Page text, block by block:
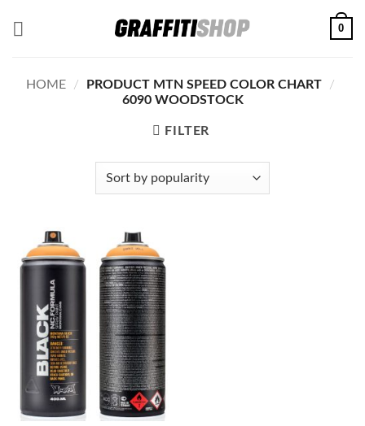
0
HOME / PRODUCT MTN SPEED COLOR CHART
/
6090 WOODSTOCK
FILTER